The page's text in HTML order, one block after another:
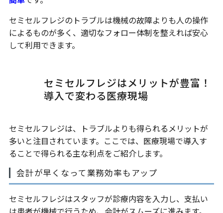
セミセルフレジのトラブルは機械の故障よりも人の操作
によるものが多く、適切なフォロー体制を整えれば安心
して利用できます。
セミセルフレジはメリットが豊富！
導入で変わる医療現場
セミセルフレジは、トラブルよりも得られるメリットが
多いと注目されています。ここでは、医療現場で導入す
ることで得られる主な利点をご紹介します。
会計が早くなって業務効率もアップ
セミセルフレジはスタッフが診療内容を入力し、支払い